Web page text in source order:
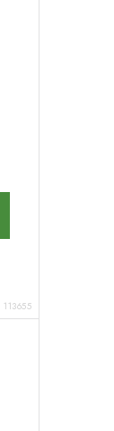
113655